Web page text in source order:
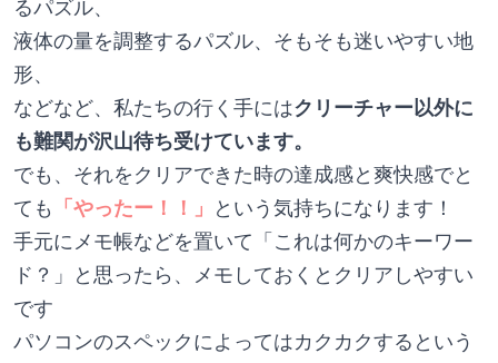
るパズル、
液体の量を調整するパズル、そもそも迷いやすい地
形、
などなど、私たちの行く手にはクリーチャー以外に
も難関が沢山待ち受けています。
でも、それをクリアできた時の達成感と爽快感でと
ても 「やったー！！」 という気持ちになります！
手元にメモ帳などを置いて「これは何かのキーワー
ド？」と思ったら、メモしておくとクリアしやすい
です
パソコンのスペックによってはカクカクするという